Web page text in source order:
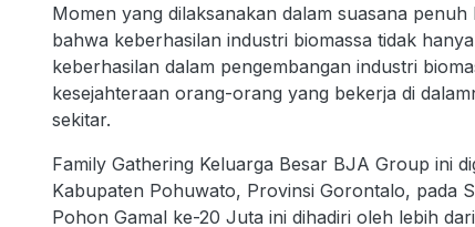
Momen yang dilaksanakan dalam suasana
bahwa keberhasilan industri biomassa tidak
keberhasilan dalam pengembangan industri
kesejahteraan orang-orang yang bekerja di
sekitar.
Family Gathering Keluarga Besar BJA Group ini
Kabupaten Pohuwato, Provinsi Gorontalo, pada
Pohon Gamal ke-20 Juta ini dihadiri oleh lebih